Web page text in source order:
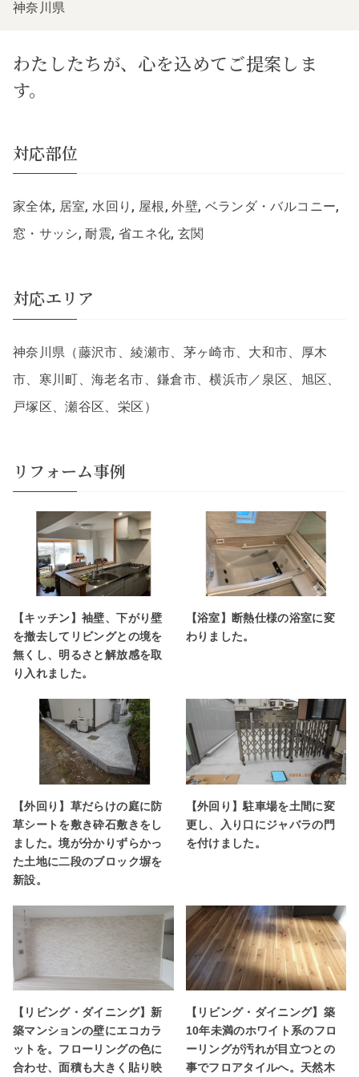
神奈川県
わたしたちが、心を込めてご提案しま
す。
対応部位
家全体, 居室, 水回り, 屋根, 外壁, ベランダ・バルコニー,
窓・サッシ, 耐震, 省エネ化, 玄関
対応エリア
神奈川県（藤沢市、綾瀬市、茅ヶ崎市、大和市、厚木
市、寒川町、海老名市、鎌倉市、横浜市／泉区、旭区、
戸塚区、瀬谷区、栄区）
リフォーム事例
【キッチン】袖壁、下がり壁
を撤去してリビングとの境を
無くし、明るさと解放感を取
り入れました。
【浴室】断熱仕様の浴室に変
わりました。
【外回り】草だらけの庭に防
草シートを敷き砕石敷きをし
ました。境が分かりずらかっ
た土地に二段のブロック塀を
新設。
【外回り】駐車場を土間に変
更し、入り口にジャバラの門
を付けました。
【リビング・ダイニング】新
築マンションの壁にエコカラ
ットを。フローリングの色に
合わせ、面積も大きく貼り映
【リビング・ダイニング】築
10年未満のホワイト系のフロ
ーリングが汚れが目立つとの
事でフロアタイルへ。天然木